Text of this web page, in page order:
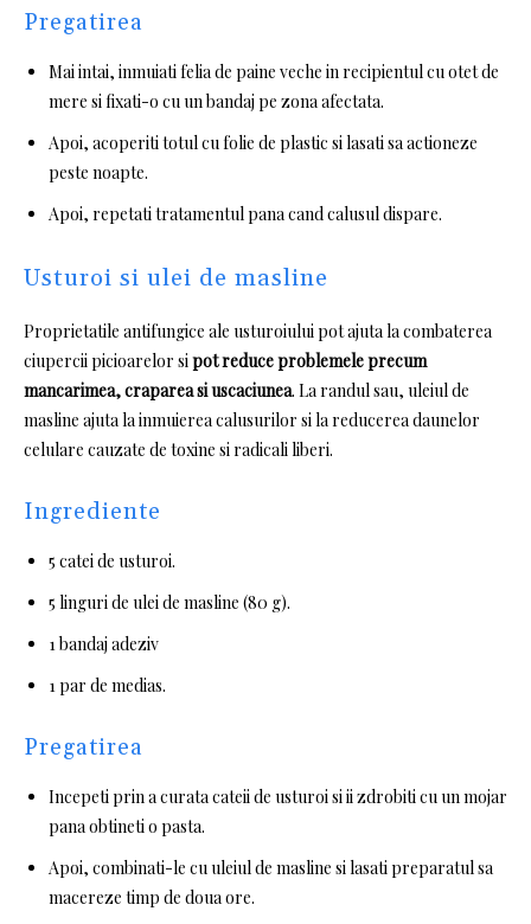
Pregatirea
Mai intai, inmuiati felia de paine veche in recipientul cu otet de
mere si fixati-o cu un bandaj pe zona afectata.
Apoi, acoperiti totul cu folie de plastic si lasati sa actioneze
peste noapte.
Apoi, repetati tratamentul pana cand calusul dispare.
Usturoi si ulei de masline
Proprietatile antifungice ale usturoiului pot ajuta la combaterea
ciupercii picioarelor sipot reduce problemele precum
mancarimea, craparea si uscaciunea. La randul sau, uleiul de
masline ajuta la inmuierea calusurilor si la reducerea daunelor
celulare cauzate de toxine si radicali liberi.
Ingrediente
5 catei de usturoi.
5 linguri de ulei de masline (80 g).
1 bandaj adeziv
1 par de medias.
Pregatirea
Incepeti prin a curata cateii de usturoi si ii zdrobiti cu un mojar
pana obtineti o pasta.
Apoi, combinati-le cu uleiul de masline si lasati preparatul sa
macereze timp de doua ore.